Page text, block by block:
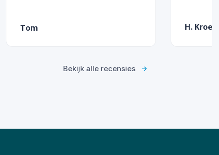
Tom H.
Bekijk alle recensies